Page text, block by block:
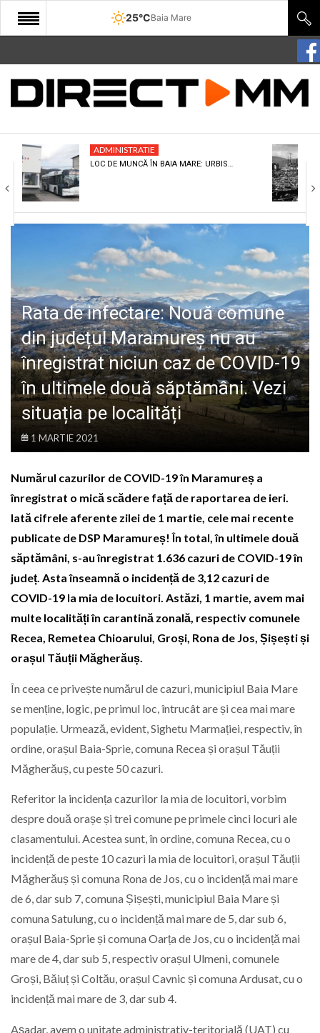
25°CBaia Mare
START
COMUNITATE
CULTURA
ECONOMIE
SANATATE
POLITIC
LIFE
ADMINISTRATIE
LOC DE MUNCĂ ÎN BAIA MARE: URBIS…
Rata de infectare: Nouă comune
din județul Maramureș nu au
înregistrat niciun caz de COVID-19
în ultimele două săptămâni. Vezi
situația pe localități
1 MARTIE 2021
Numărul cazurilor de COVID-19 în Maramureș a
înregistrat o mică scădere față de raportarea de ieri.
Iată cifrele aferente zilei de 1 martie, cele mai recente
publicate de DSP Maramureș! În total, în ultimele două
săptămâni, s-au înregistrat 1.636 cazuri de COVID-19 în
județ. Asta înseamnă o incidență de 3,12 cazuri de
COVID-19 la mia de locuitori. Astăzi, 1 martie, avem mai
multe localități în carantină zonală, respectiv comunele
Recea, Remetea Chioarului, Groși, Rona de Jos, Șișești și
orașul Tăuții Măgherăuș.
În ceea ce privește numărul de cazuri, municipiul Baia Mare
se menține, logic, pe primul loc, întrucât are și cea mai mare
populație. Urmează, evident, Sighetu Marmației, respectiv, în
ordine, orașul Baia-Sprie, comuna Recea și orașul Tăuții
Măgherăuș, cu peste 50 cazuri.
Referitor la incidența cazurilor la mia de locuitori, vorbim
despre două orașe și trei comune pe primele cinci locuri ale
clasamentului. Acestea sunt, în ordine, comuna Recea, cu o
incidență de peste 10 cazuri la mia de locuitori, orașul Tăuții
Măgherăuș și comuna Rona de Jos, cu o incidență mai mare
de 6, dar sub 7, comuna Șișești, municipiul Baia Mare și
comuna Satulung, cu o incidență mai mare de 5, dar sub 6,
orașul Baia-Sprie și comuna Oarța de Jos, cu o incidență mai
mare de 4, dar sub 5, respectiv orașul Ulmeni, comunele
Groși, Băiuț și Coltău, orașul Cavnic și comuna Ardusat, cu o
incidență mai mare de 3, dar sub 4.
Așadar, avem o unitate administrativ-teritorială (UAT) cu